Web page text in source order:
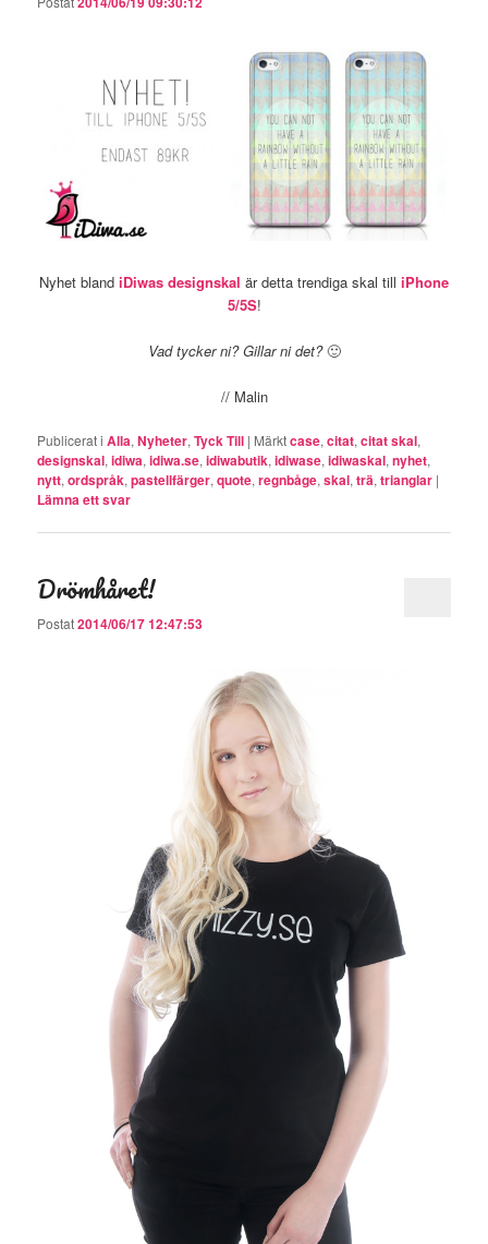
Nyhet bland iDiwas designskal är detta trendiga skal till iPhone
5/5S!
Vad tycker ni? Gillar ni det?🙂
// Malin
Publicerat i Alla,Nyheter,Tyck Till | Märktcase,citat,citat skal,
designskal,idiwa,idiwa.se,idiwabutik,idiwase,idiwaskal,nyhet,
nytt,ordspråk,pastellfärger,quote,regnbåge,skal,trä,trianglar |
Lämna ett svar
Drömhåret!
Postat2014/06/17 12:47:53